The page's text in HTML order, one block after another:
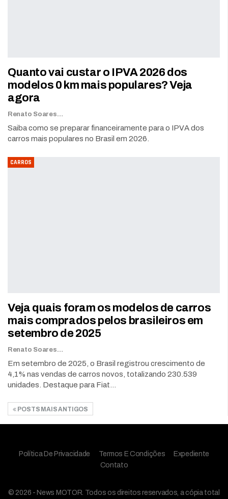
Quanto vai custar o IPVA 2026 dos
modelos 0 km mais populares? Veja
agora
Renato Soares
Saiba como se preparar financeiramente para o IPVA dos
carros mais populares no Brasil em 2026.
CARROS
Veja quais foram os modelos de carros
mais comprados pelos brasileiros em
setembro de 2025
Renato Soares
Em setembro de 2025, o Brasil registrou crescimento de
4,1% nas vendas de carros novos, totalizando 230.539
unidades. Destaque para Fiat…
POSTS MAIS ANTIGOS
Política De Privacidade Termos E Condições
Expediente
Contato
© 2026 - News MOTOR. Todos os direitos reservados, a cópia total